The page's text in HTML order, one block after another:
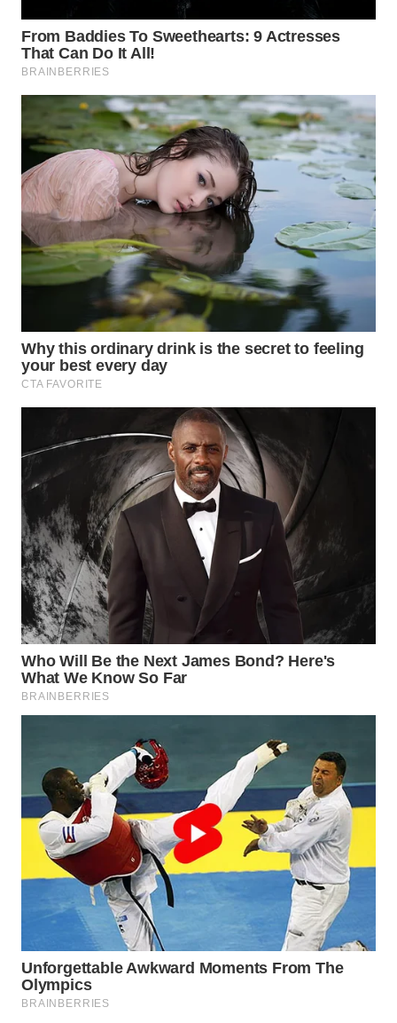
INDRAMAYU
WN
WN
MAJALENGKA
WN
SUBANG
WN
SUKABUMI
WN
PURWAKARTA
WN
PRIANGAN
WN
SEMARANG
WN
SOLO
WN
BOROBUDUR
WN
MADURA
WN
NATUNA
WN
MANDALIKA
WN